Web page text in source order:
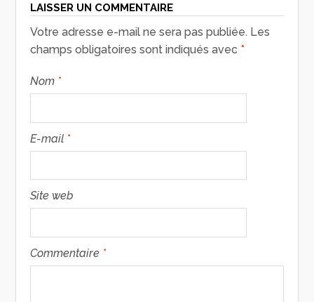
LAISSER UN COMMENTAIRE
Votre adresse e-mail ne sera pas publiée. Les
champs obligatoires sont indiqués avec *
Nom *
E-mail *
Site web
Commentaire *